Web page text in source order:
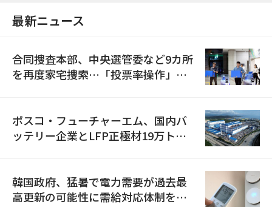
最新ニュース
合同捜査本部、中央選管委など9カ所
を再度家宅捜索…「投票率操作」の
ポスコ・フューチャーエム、国内バ
ッテリー企業とLFP正極材19万トン
韓国政府、猛暑で電力需要が過去最
高更新の可能性に需給対応体制を点